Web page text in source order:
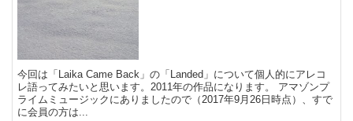
今回は「Laika Came Back」の「Landed」について個人的にアレコ
レ語ってみたいと思います。2011年の作品になります。 アマゾンプ
ライムミュージックにありましたので（2017年9月26日時点）、すで
に会員の方は...